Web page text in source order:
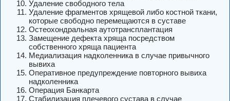
Удаление свободного тела
Удаление фрагментов хрящевой либо костной ткани,
которые свободно перемещаются в суставе
Остеохондральная аутотрансплантация
Замещение дефекта хряща посредством
собственного хряща пациента
Медиализация надколенника в случае привычного
вывиха
Оперативное предупреждение повторного вывиха
надколенника
Операция Банкарта
Стабилизация плечевого сустава в случае